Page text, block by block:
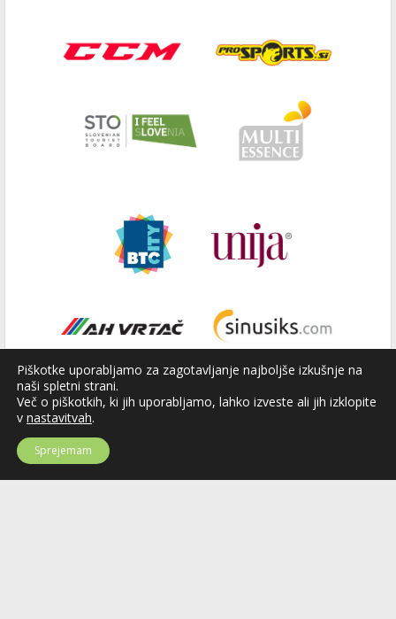
Piškotke uporabljamo za zagotavljanje najboljše izkušnje na
naši spletni strani.
Več o piškotkih, ki jih uporabljamo, lahko izveste ali jih izklopite
v nastavitvah.
Sprejemam